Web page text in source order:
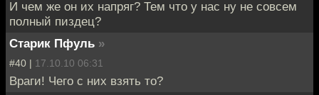
И чем же он их напряг? Тем что у нас ну не совсем
полный пиздец?
Старик Пфуль »
#40 | 17.10.10 06:31
Враги! Чего с них взять то?